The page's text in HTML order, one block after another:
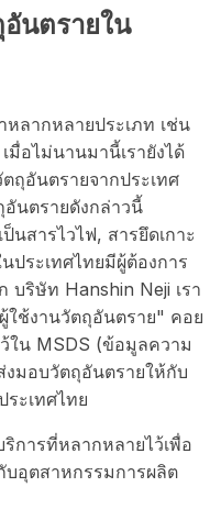
นตรายใน
ลากหลายประเภท เช่น
มื่อไม่นานมานี้เรายังได้
ถุอันตรายจากประเทศ
นตรายดังกล่าวนี้
นสารไวไฟ, สารยึดเกาะ
ประเทศไทยมีผู้ต้องการ
บริษัท Hanshin Neji เรา
ช้งานวัตถุอันตราย" คอย
ใน MSDS (ข้อมูลความ
มอบวัตถุอันตรายให้กับ
ะเทศไทย
การที่หลากหลายไว้เพื่อ
อุตสาหกรรมการผลิต